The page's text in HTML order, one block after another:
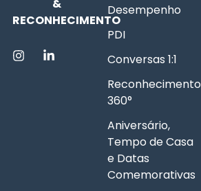
&
RECONHECIMENTO
Desempenho
PDI
Conversas 1:1
Reconhecimento
360°
Aniversário,
Tempo de Casa
e Datas
Comemorativas